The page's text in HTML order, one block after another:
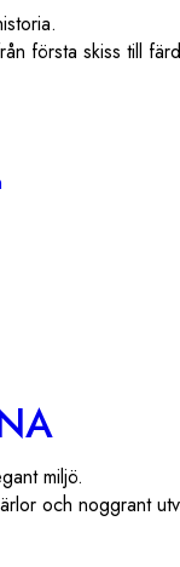
första skiss till
miljö.
och noggrant